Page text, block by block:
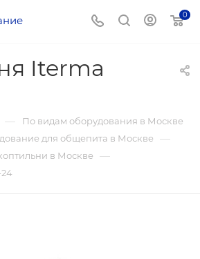
0
Iterma
— По видам оборудования в Москве
для общепита в Москве —
в Москве —